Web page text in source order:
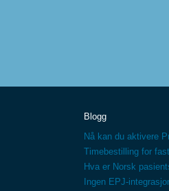
Blogg
Nå kan du aktivere
Timebestilling for
Hva er Norsk
Ingen EPJ-